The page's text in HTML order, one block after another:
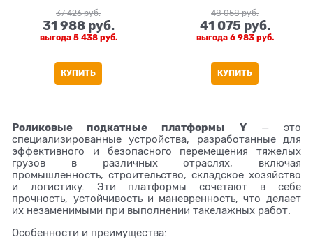
37 426 руб.
31 988 руб.
выгода 5 438 руб.
КУПИТЬ
48 058 руб.
41 075 руб.
выгода 6 983 руб.
КУПИТЬ
Роликовые подкатные платформы Y— это
специализированные устройства, разработанные для
эффективного и безопасного перемещения тяжелых
грузов в различных отраслях, включая
промышленность, строительство, складское хозяйство
и логистику. Эти платформы сочетают в себе
прочность, устойчивость и маневренность, что делает
их незаменимыми при выполнении такелажных работ.
Особенности и преимущества: